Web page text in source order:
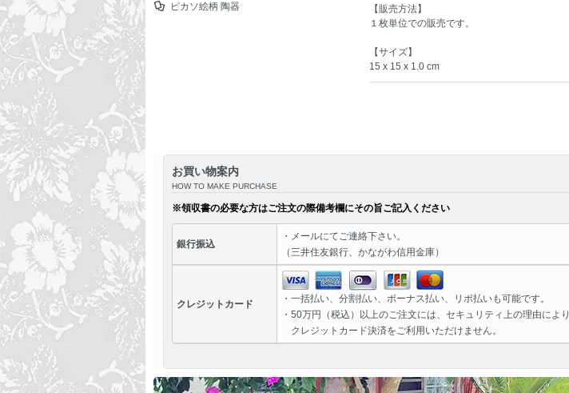
【販売方法】
１枚単位での販売です。
【サイズ】
15 x 15 x 1.0 cm
ピカソ絵柄 陶器
お買い物案内
HOW TO MAKE PURCHASE
※領収書の必要な方はご注文の際備考欄にその旨ご記入ください
銀行振込
・ メールにてご連絡下さい。
（三井住友銀行、かながわ信用金庫）
クレジットカード
・一括払い、分割払い、ボーナス払い、リボ払いも可能です。
・50万円（税込）以上のご注文には、セキュリティ上の理由により
クレジットカード決済をご利用いただけません。